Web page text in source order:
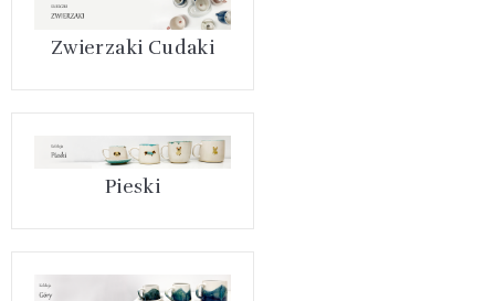
Zwierzaki Cudaki
Pieski